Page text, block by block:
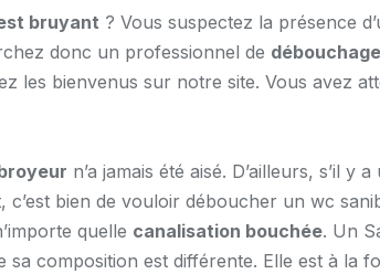
bruyant ? Vous suspectez la présence
donc un professionnel de
les bienvenus sur notre site. Vous avez
n’a jamais été aisé. D’ailleurs, s’il
c’est bien de vouloir déboucher un wc
quelle canalisation bouchée. Un
sa composition est différente. Elle est à la